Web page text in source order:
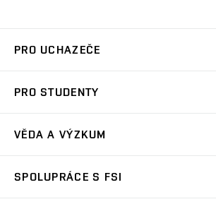
PRO UCHAZEČE
Ambasadoři studia
Zápisy
PRO STUDENTY
Studijní předpisy
VĚDA A VÝZKUM
SPOLUPRÁCE S FSI